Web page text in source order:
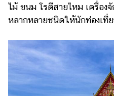
ไม้ ขนม โรตีสายไหม เครื่อง
หลากหลายชนิดให้นักท่องเที่